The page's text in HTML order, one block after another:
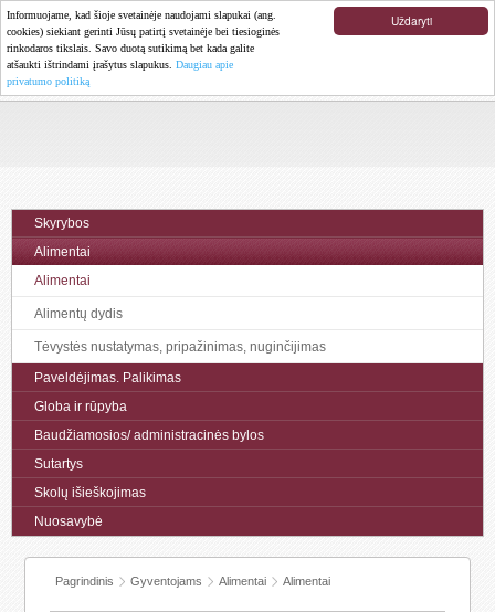
Uždaryti
Informuojame, kad šioje svetainėje naudojami slapukai (ang.
cookies) siekiant gerinti Jūsų patirtį svetainėje bei tiesioginės
rinkodaros tikslais. Savo duotą sutikimą bet kada galite
atšaukti ištrindami įrašytus slapukus. Daugiau apie
privatumo politiką
MENIU
Skyrybos
Alimentai
Alimentai
Alimentų dydis
Tėvystės nustatymas, pripažinimas, nuginčijimas
Paveldėjimas. Palikimas
Globa ir rūpyba
Baudžiamosios/ administracinės bylos
Sutartys
Skolų išieškojimas
Nuosavybė
Pagrindinis Gyventojams Alimentai Alimentai